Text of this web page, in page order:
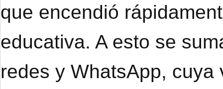
que encendió
educativa. A esto se
redes y WhatsApp,